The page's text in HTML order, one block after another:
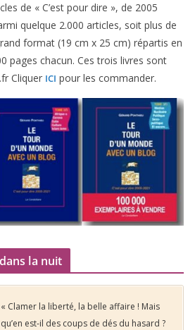
de « C’est pour dire », de 2005
quelque 2.000 articles, soit plus de
for­mat (19 cm x 25 cm) répar­tis en
pages cha­cun. Ces trois livres sont
Cliquer ICI pour les commander.
la nuit
« Clamer la liberté, la belle affaire ! Mais
qu’en est-il des coups de dés du hasard ?